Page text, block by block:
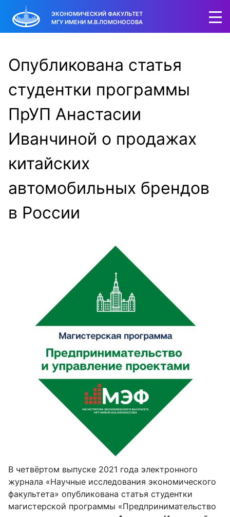
ЭКОНОМИЧЕСКИЙ ФАКУЛЬТЕТ
МГУ ИМЕНИ М.В.ЛОМОНОСОВА
Опубликована статья
студентки программы
ПрУП Анастасии
Иванчиной о продажах
китайских
автомобильных брендов
в России
В четвёртом выпуске 2021 года электронного
журнала «Научные исследования экономического
факультета» опубликована статья студентки
магистерской программы «Предпринимательство